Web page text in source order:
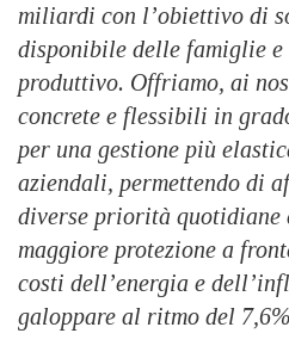
miliardi con l’obiettivo di
disponibile delle famiglie
produttivo. Offriamo, ai
concrete e flessibili in
per una gestione più
aziendali, permettendo di
diverse priorità quotidiane
maggiore protezione a
costi dell’energia e
galoppare al ritmo del